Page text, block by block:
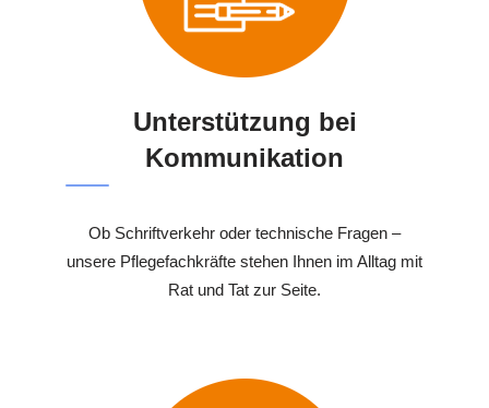
Unterstützung bei
Kommunikation
Ob Schriftverkehr oder technische Fragen –
unsere Pflegefachkräfte stehen Ihnen im Alltag mit
Rat und Tat zur Seite.